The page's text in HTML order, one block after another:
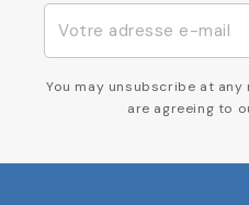
You may unsubscribe at
are agreeing to